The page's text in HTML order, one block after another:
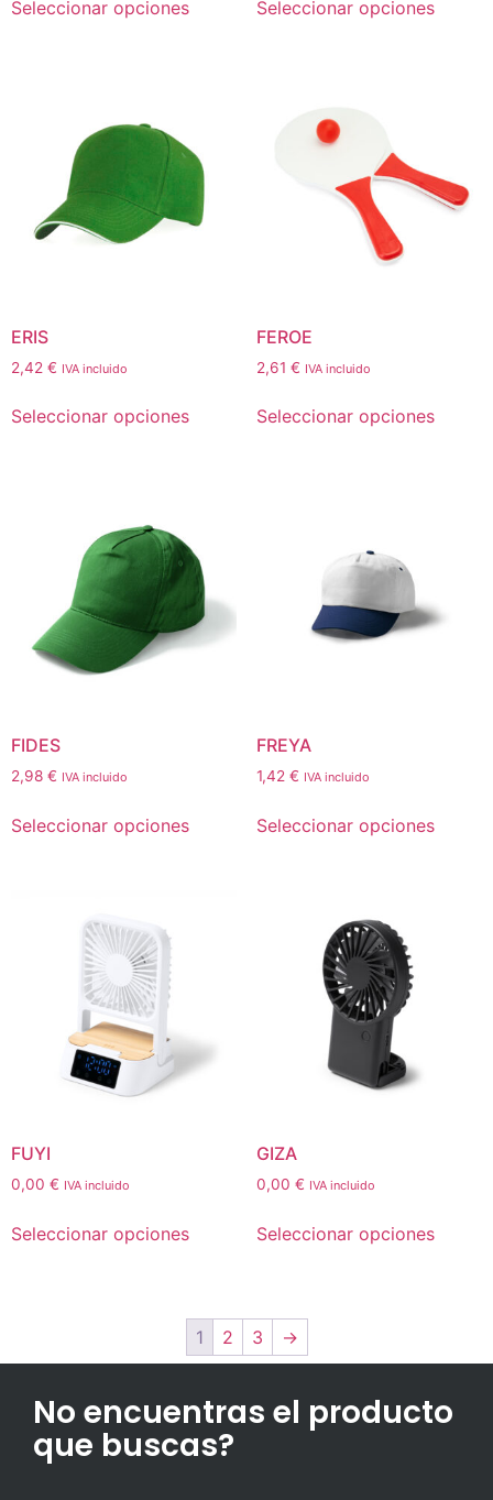
Seleccionar opciones Seleccionar opciones
ERIS
2,42 € IVA incluido
Seleccionar opciones
FEROE
2,61 € IVA incluido
Seleccionar opciones
FIDES
2,98 € IVA incluido
Seleccionar opciones
FREYA
1,42 € IVA incluido
Seleccionar opciones
FUYI
0,00 € IVA incluido
Seleccionar opciones
GIZA
0,00 € IVA incluido
Seleccionar opciones
1 2 3 →
No encuentras el producto
que buscas?